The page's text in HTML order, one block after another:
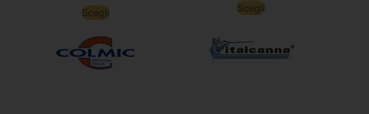
Scegli Scegli